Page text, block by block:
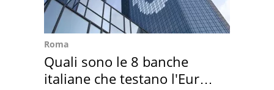
Roma
Quali sono le 8 banche
italiane che testano l'Euro